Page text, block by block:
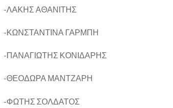
-ΛΑΚΗΣ ΑΘΑΝΙΤΗΣ
-ΚΩΝΣΤΑΝΤΙΝΑ ΓΑΡΜΠΗ
-ΠΑΝΑΓΙΩΤΗΣ ΚΟΝΙΔΑΡΗΣ
-ΘΕΟΔΩΡΑ ΜΑΝΤΖΑΡΗ
-ΦΩΤΗΣ ΣΟΛΔΑΤΟΣ